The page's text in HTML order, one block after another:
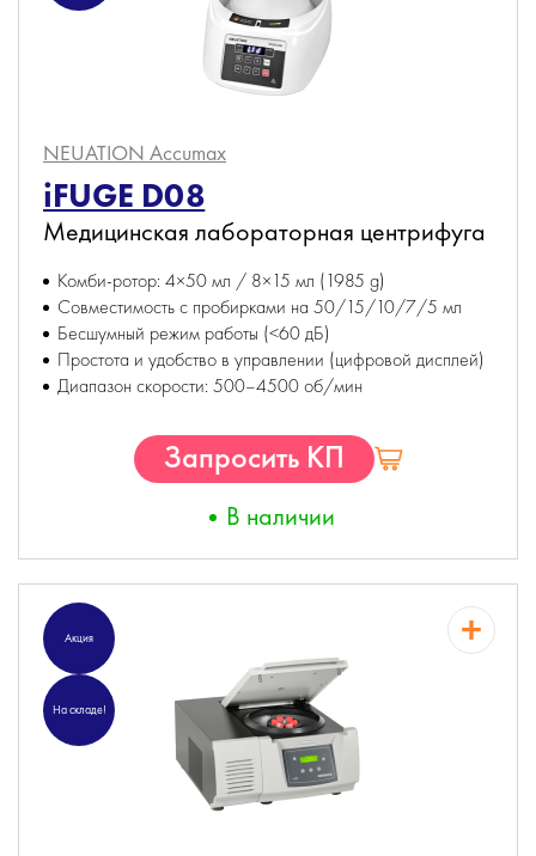
NEUATION Accumax
iFUGE D08
Медицинская лабораторная центрифуга
Комби-ротор: 4×50 мл / 8×15 мл (1985 g)
Совместимость с пробирками на 50/15/10/7/5 мл
Бесшумный режим работы (<60 дБ)
Простота и удобство в управлении (цифровой дисплей)
Диапазон скорости: 500–4500 об/мин
Запросить КП
В наличии
Акция
На складе!